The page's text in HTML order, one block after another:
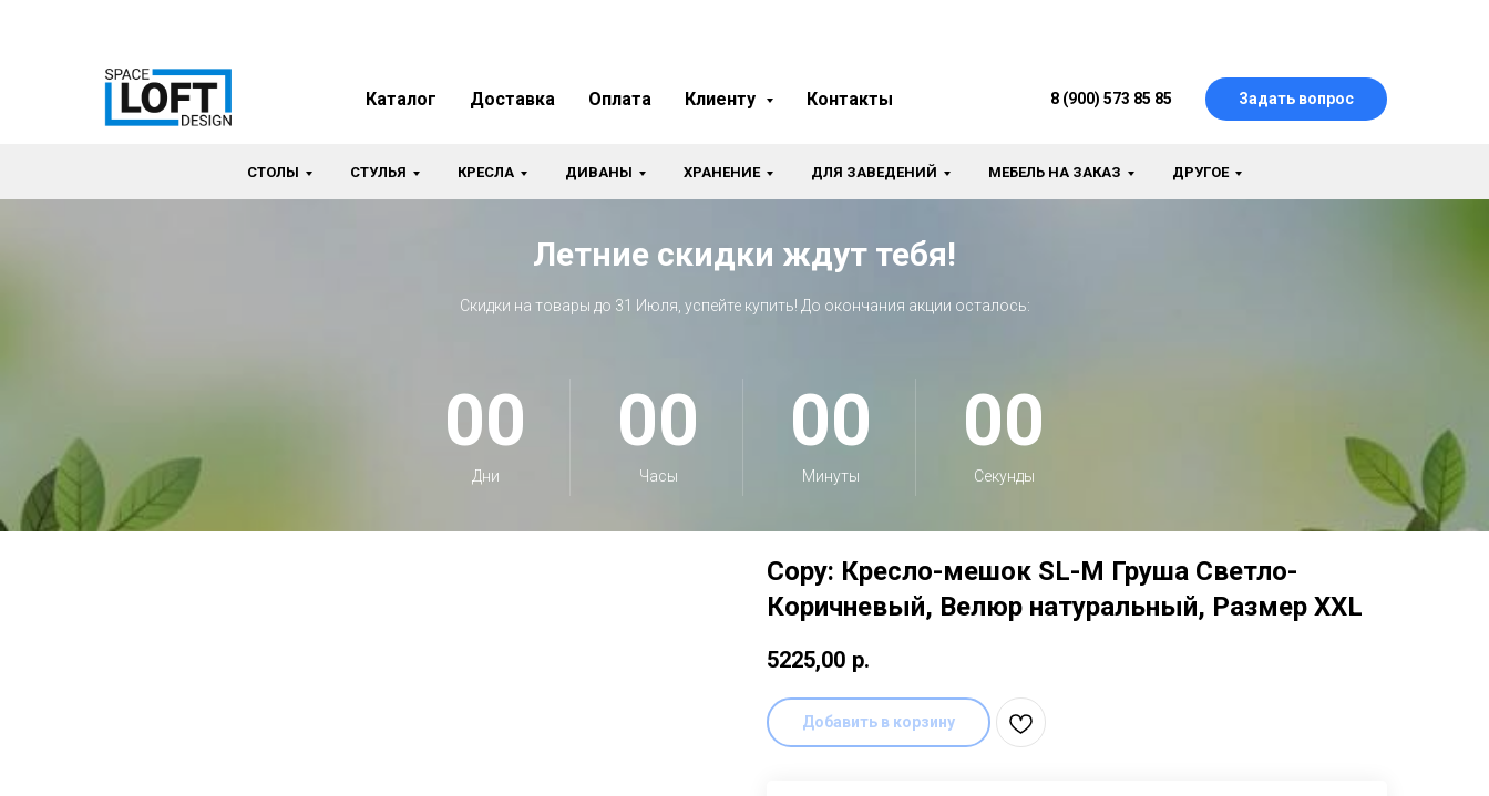
Каталог Доставка Оплата Клиенту Контакты 8 (900) 573 85 85 Задать вопрос
СТОЛЫ СТУЛЬЯ КРЕСЛА ДИВАНЫ ХРАНЕНИЕ ДЛЯ ЗАВЕДЕНИЙ МЕБЕЛЬ НА ЗАКАЗ ДРУГОЕ
Летние скидки ждут тебя!
Скидки на товары до 31 Июля, успейте купить! До окончания акции осталось:
00
Дни
00
Часы
00
Минуты
00
Секунды
Copy: Кресло-мешок SL-M Груша Светло-
Коричневый, Велюр натуральный, Размер XXL
5225,00 р.
Добавить в корзину